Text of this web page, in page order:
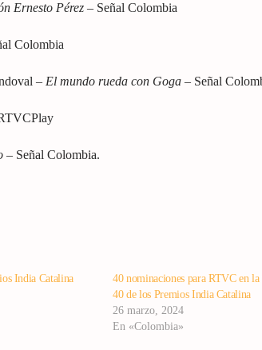
Ernesto Pérez– Señal Colombia
Colombia
– El mundo rueda con Goga– Señal
– Señal Colombia.
India Catalina
40 nominaciones para RTVC en la
40 de los Premios India Catalina
26 marzo, 2024
En «Colombia»